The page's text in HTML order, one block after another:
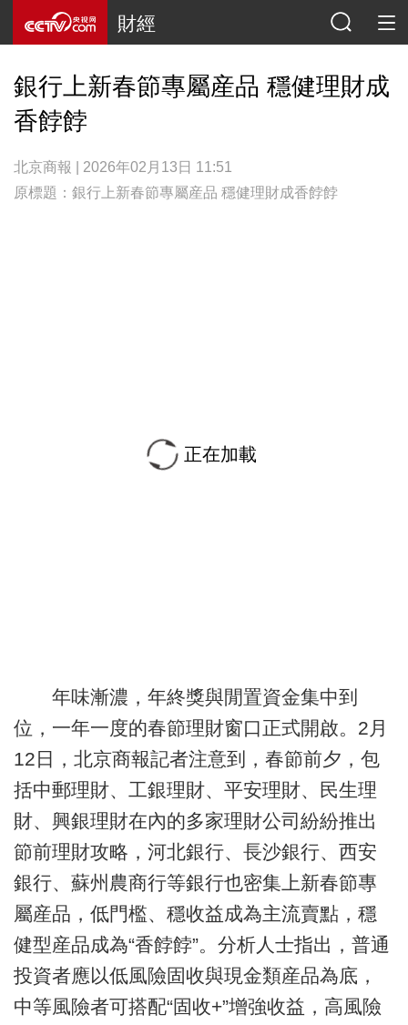
財經
銀行上新春節專屬産品 穩健理財成
香餑餑
北京商報 | 2026年02月13日 11:51
原標題：銀行上新春節專屬産品 穩健理財成香餑餑
正在加載
年味漸濃，年終獎與閒置資金集中到
位，一年一度的春節理財窗口正式開啟。2月
12日，北京商報記者注意到，春節前夕，包
括中郵理財、工銀理財、平安理財、民生理
財、興銀理財在內的多家理財公司紛紛推出
節前理財攻略，河北銀行、長沙銀行、西安
銀行、蘇州農商行等銀行也密集上新春節專
屬産品，低門檻、穩收益成為主流賣點，穩
健型産品成為“香餑餑”。分析人士指出，普通
投資者應以低風險固收與現金類産品為底，
中等風險者可搭配“固收+”增強收益，高風險